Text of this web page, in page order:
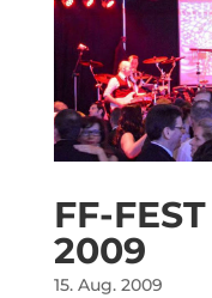
FF-
2009
15. Aug. 2009